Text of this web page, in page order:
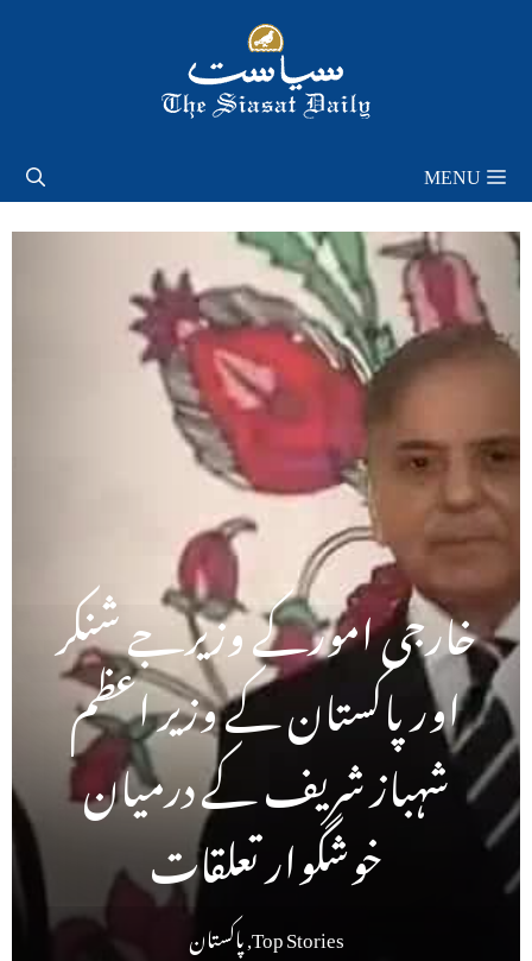
MENU
خارجی امورکے وزیرجے شنکر
اور پاکستان کے وزیر اعظم
شہباز شریف کے درمیان
خوشگوار تعلقات
Top Stories
,پاکستان